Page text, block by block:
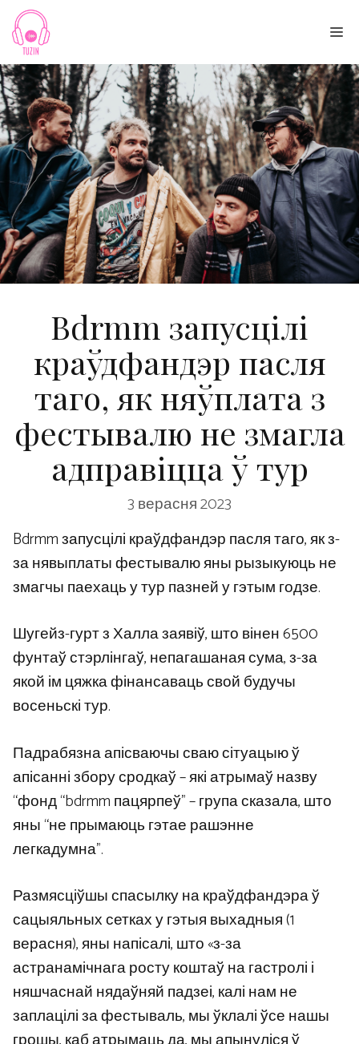
Skip
content
Bdrmm запусцілі
краўдфандэр пасля
таго, як няўплата з
фестывалю не змагла
адправіцца ў тур
3 верасня 2023
Bdrmm запусцілі краўдфандэр пасля таго, як з-
за нявыплаты фестывалю яны рызыкуюць не
змагчы паехаць у тур пазней у гэтым годзе.
Шугейз-гурт з Халла заявіў, што вінен 6500
фунтаў стэрлінгаў, непагашаная сума, з-за
якой ім цяжка фінансаваць свой будучы
восеньскі тур.
Падрабязна апісваючы сваю сітуацыю ў
апісанні збору сродкаў – які атрымаў назву
“фонд “bdrmm пацярпеў” – група сказала, што
яны “не прымаюць гэтае рашэнне
легкадумна”.
Размясціўшы спасылку на краўдфандэра ў
сацыяльных сетках у гэтыя выхадныя (1
верасня), яны напісалі, што «з-за
астранамічнага росту коштаў на гастролі і
няшчаснай нядаўняй падзеі, калі нам не
заплацілі за фестываль, мы ўклалі ўсе нашы